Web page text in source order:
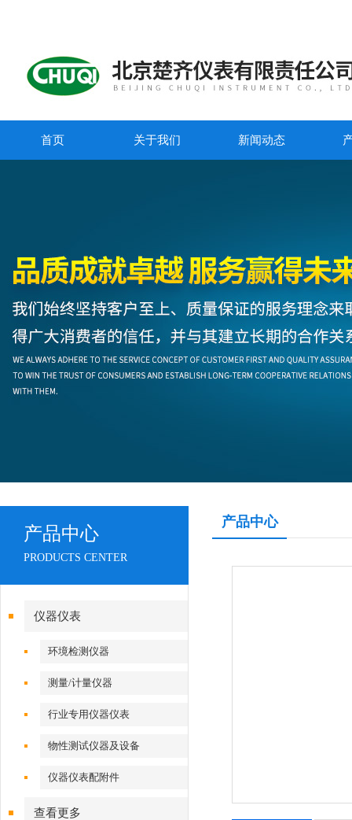
首页 关于我们 新闻动态
产品中心
PRODUCTS CENTER
仪器仪表
环境检测仪器
测量/计量仪器
行业专用仪器仪表
物性测试仪器及设备
仪器仪表配附件
查看更多
产品中心